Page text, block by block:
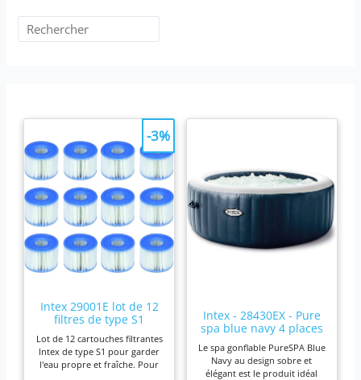
Intex 29001E lot de 12
filtres de type S1
Lot de 12 cartouches filtrantes
Intex de type S1 pour garder
l'eau propre et fraîche. Pour
-3%
Intex - 28430EX - Pure
spa blue navy 4 places
Le spa gonflable PureSPA Blue
Navy au design sobre et
élégant est le produit idéal